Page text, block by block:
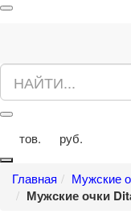
тов. руб.
Главная Мужские
Мужские очки